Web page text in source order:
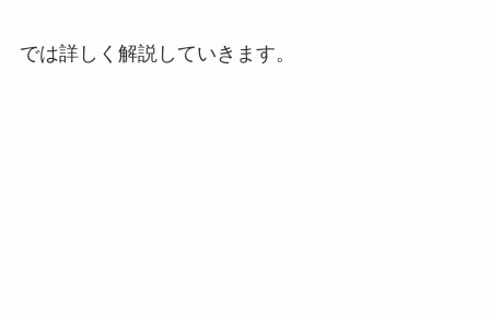
では詳しく解説していきます。